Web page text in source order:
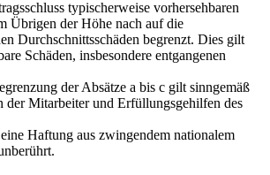
typischerweise vorhersehbaren
Übrigen der Höhe nach auf die
Durchschnittsschäden begrenzt. Dies gilt
Schäden, insbesondere entgangenen
der Absätze a bis c gilt sinngemäß
der Mitarbeiter und Erfüllungsgehilfen des
Haftung aus zwingendem nationalem